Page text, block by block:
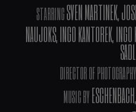
STARRINGSVEN MARTINEK,
NAUJOKS, INGO KANTOREK,
DIRECTOR OF PHOTOGRAPHY
MUSIC BY